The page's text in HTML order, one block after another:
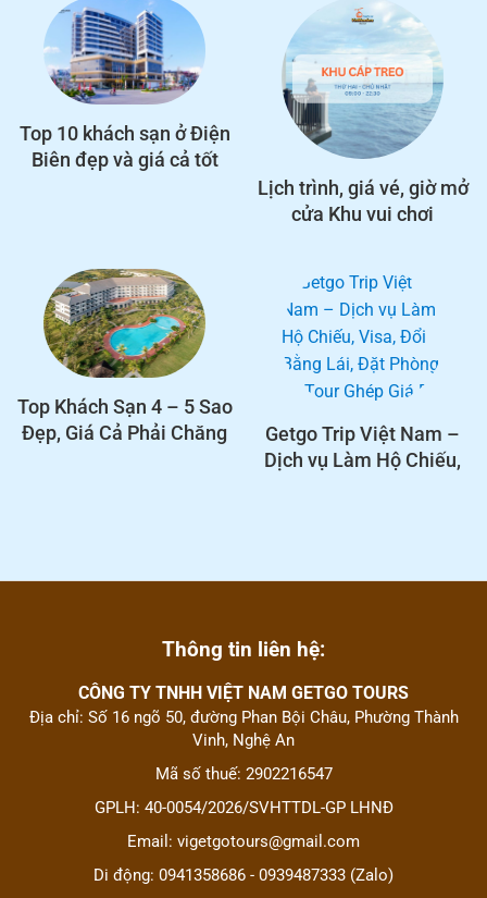
Top 10 khách sạn ở Điện
Biên đẹp và giá cả tốt
Lịch trình, giá vé, giờ mở
cửa Khu vui chơi
Top Khách Sạn 4 – 5 Sao
Đẹp, Giá Cả Phải Chăng
Getgo Trip Việt Nam –
Dịch vụ Làm Hộ Chiếu,
Thông tin liên hệ:
CÔNG TY TNHH VIỆT NAM GETGO TOURS
Địa chỉ: Số 16 ngõ 50, đường Phan Bội Châu, Phường Thành
Vinh, Nghệ An
Mã số thuế: 2902216547
GPLH: 40-0054/2026/SVHTTDL-GP LHNĐ
Email: vigetgotours@gmail.com
Di động: 0941358686 - 0939487333 (Zalo)